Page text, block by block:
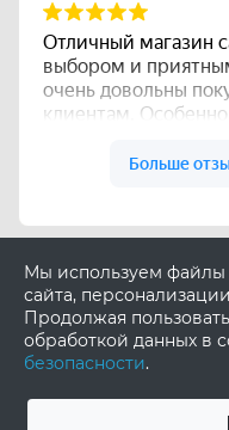
Мы используем файлы
сайта,
Продолжая
обработкой данных в
безопасности.